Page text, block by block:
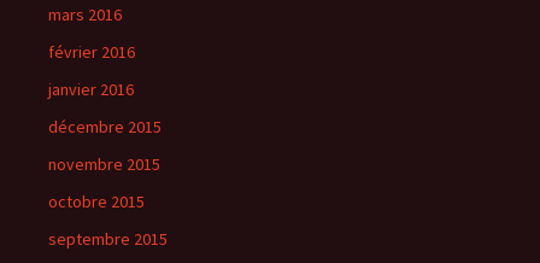
mars 2016
février 2016
janvier 2016
décembre 2015
novembre 2015
octobre 2015
septembre 2015